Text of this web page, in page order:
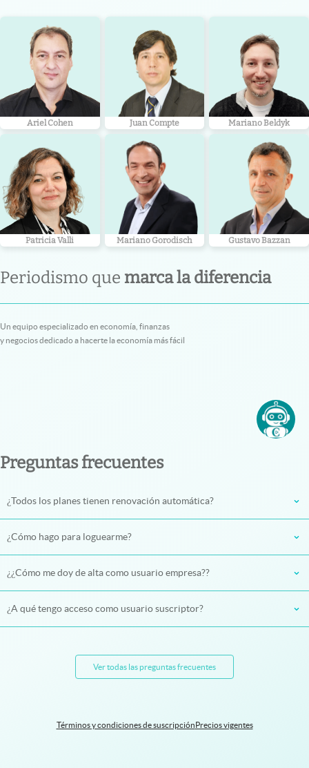
Ariel Cohen Juan Compte Mariano Beldyk
Patricia Valli Mariano Gorodisch Gustavo Bazzan
Periodismo que marca la diferencia
Un equipo especializado en economía, finanzas
y negocios dedicado a hacerte la economía más fácil
Preguntas frecuentes
¿Todos los planes tienen renovación automática?
¿Cómo hago para loguearme?
¿¿Cómo me doy de alta como usuario empresa??
¿A qué tengo acceso como usuario suscriptor?
Ver todas las preguntas frecuentes
Términos y condiciones de suscripción Precios vigentes